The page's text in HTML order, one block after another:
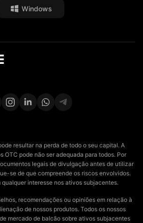
Windows
resultar na perda de todo o seu capital. A
OTC pode não ser adequada para todos. Por
legais de divulgação antes de utilizar
se de que compreende os riscos envolvidos.
qualquer interesse nos ativos subjacentes.
recomendações ou opiniões em relação à
de nossos produtos. Todos os nossos
mercado de balcão sobre ativos subjacentes